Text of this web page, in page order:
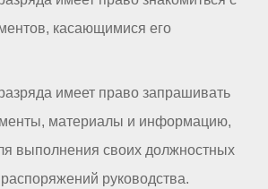
касающимися его
имеет право запрашивать
материалы и информацию,
выполнения своих должностных
руководства.